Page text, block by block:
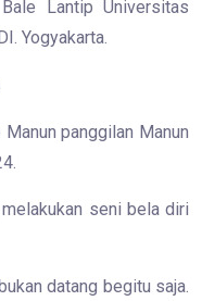
Lantip Universitas
Yogyakarta.
panggilan Manun
datang begitu saja.